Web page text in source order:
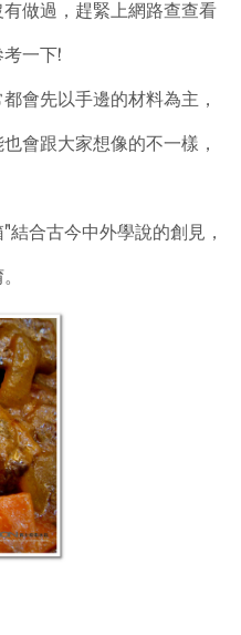
做過，趕緊上網路查查看
一下!
會先以手邊的材料為主，
會跟大家想像的不一樣，
合古今中外學說的創見，